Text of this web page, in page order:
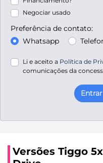
Negociar usado
Preferência de contato:
Whatsapp
Li e aceito a Política de
comunicações da
Versões Tiggo